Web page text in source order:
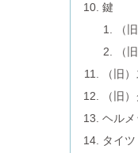
鍵
（
（
（旧
（旧
ヘルメ
タイツ